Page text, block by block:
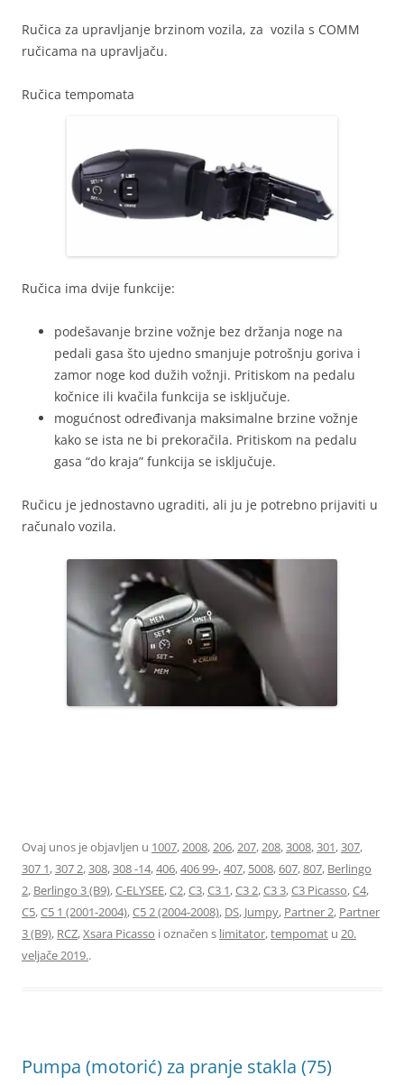
Ručica za upravljanje brzinom vozila, za vozila s COMM
ručicama na upravljaču.
Ručica tempomata
Ručica ima dvije funkcije:
podešavanje brzine vožnje bez držanja noge na
pedali gasa što ujedno smanjuje potrošnju goriva i
zamor noge kod dužih vožnji. Pritiskom na pedalu
kočnice ili kvačila funkcija se isključuje.
mogućnost određivanja maksimalne brzine vožnje
kako se ista ne bi prekoračila. Pritiskom na pedalu
gasa “do kraja” funkcija se isključuje.
Ručicu je jednostavno ugraditi, ali ju je potrebno prijaviti u
računalo vozila.
Ovaj unos je objavljen u 1007,2008,206,207,208,3008,301,307,
307 1,307 2,308,308 -14,406,406 99-,407, 5008,607,807, Berlingo
2, Berlingo 3 (B9),C-ELYSEE,C2,C3,C3 1,C3 2,C3 3,C3 Picasso,C4,
C5,C5 1 (2001-2004),C5 2 (2004-2008), DS, Jumpy, Partner 2, Partner
3 (B9), RCZ,Xsara Picasso i označen s limitator,tempomat u 20.
veljače 2019..
Pumpa (motorić) za pranje stakla (75)